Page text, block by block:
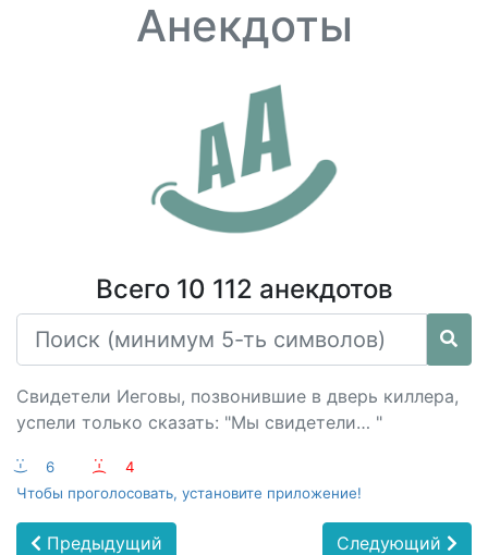
Анекдоты
Всего 10 112 анекдотов
Свидетели Иеговы, позвонившие в дверь киллера,
успели только сказать: "Мы свидетели… "
:-) 6 :-(
4
Чтобы проголосовать, установите приложение!
Предыдущий Следующий